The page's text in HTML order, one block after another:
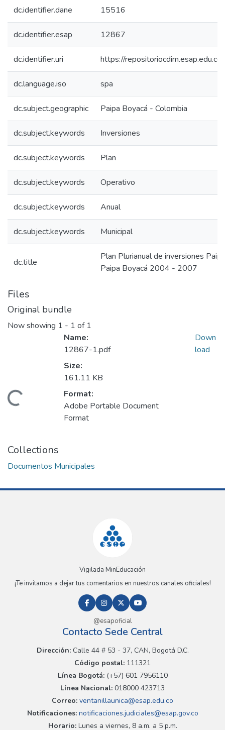
dc.identifier.dane 15516
dc.identifier.esap 12867
dc.identifier.uri https://
dc.language.iso spa
dc.subject.geographic Paipa Boyacá - Colombia
dc.subject.keywords Inversiones
dc.subject.keywords Plan
dc.subject.keywords Operativo
dc.subject.keywords Anual
dc.subject.keywords Municipal
dc.title
Plan Plurianual de inversiones
Paipa Boyacá 2004 - 2007
Files
Original bundle
Now showing 1 - 1 of 1
Loading...
Name:
12867-1.pdf
Size:
161.11 KB
Format:
Adobe Portable Document
Format
Down
load
Collections
Documentos Municipales
Vigilada MinEducación
¡Te invitamos a dejar tus comentarios en nuestros canales oficiales!
@esapoficial
Contacto Sede Central
Dirección:Calle 44 # 53 - 37, CAN, Bogotá D.C.
Código postal: 111321
Línea Bogotá:(+57) 601 7956110
Línea Nacional: 018000 423713
Correo: ventanillaunica@esap.edu.co
Notificaciones:notificaciones.judiciales@esap.gov.co
Horario:Lunes a viernes, 8 a.m. a 5 p.m.